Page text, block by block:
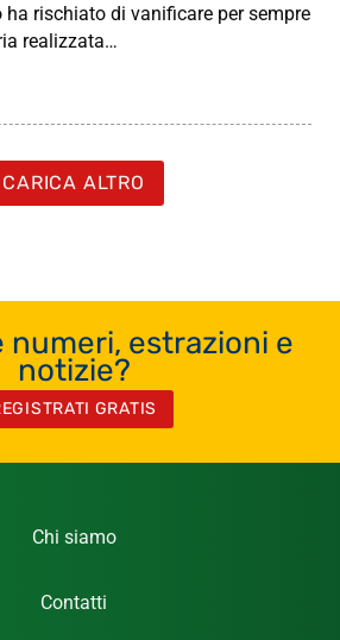
ha rischiato di vanificare per sempre
realizzata…
CARICA ALTRO
numeri, estrazioni e
notizie?
GRATIS
Chi siamo
Contatti